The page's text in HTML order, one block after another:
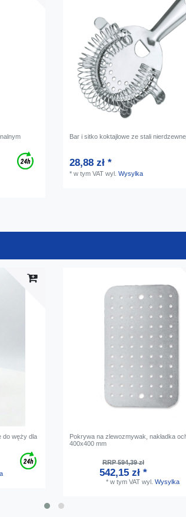
Bar i sitko koktajlowe ze stali
28,88 zł *
*w tym VAT wyl.Wysylka
do węży dla
Pokrywa na zlewozmywak, nakładka
400x400 mm
RRP 594,39 zł
542,15 zł *
* w tym VATwyl. Wysylka